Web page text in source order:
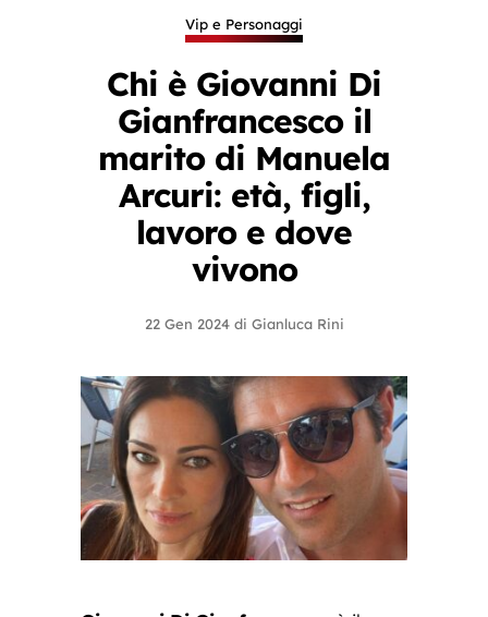
Vip e Personaggi
Chi è Giovanni Di
Gianfrancesco il
marito di Manuela
Arcuri: età, figli,
lavoro e dove
vivono
22 Gen 2024 di Gianluca Rini